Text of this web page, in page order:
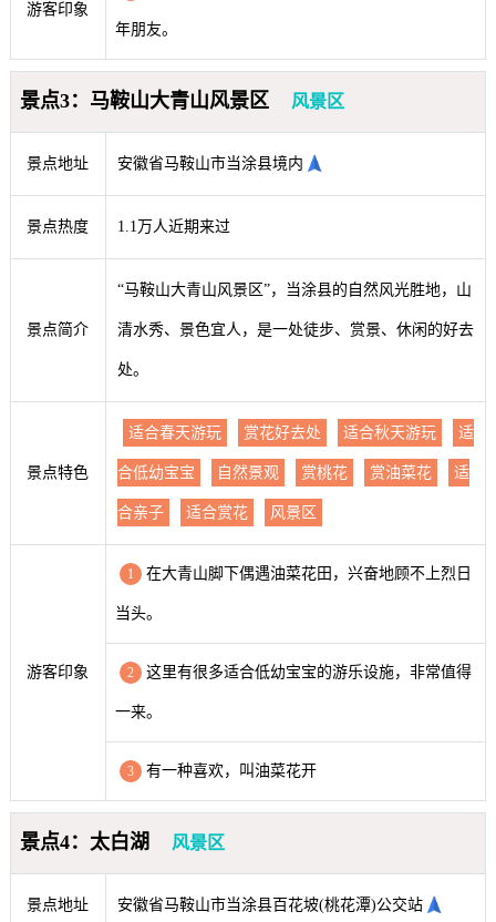
游客印象
年朋友。
景点3：马鞍山大青山风景区 风景区
景点地址 安徽省马鞍山市当涂县境内
景点热度 1.1万人近期来过
景点简介
“马鞍山大青山风景区”，当涂县的自然风光胜地，山
清水秀、景色宜人，是一处徒步、赏景、休闲的好去
处。
景点特色
适合春天游玩 赏花好去处 适合秋天游玩 适
合低幼宝宝 自然景观 赏桃花 赏油菜花 适
合亲子 适合赏花 风景区
游客印象
1 在大青山脚下偶遇油菜花田，兴奋地顾不上烈日
当头。
2 这里有很多适合低幼宝宝的游乐设施，非常值得
一来。
3 有一种喜欢，叫油菜花开
景点4：太白湖 风景区
景点地址 安徽省马鞍山市当涂县百花坡(桃花潭)公交站